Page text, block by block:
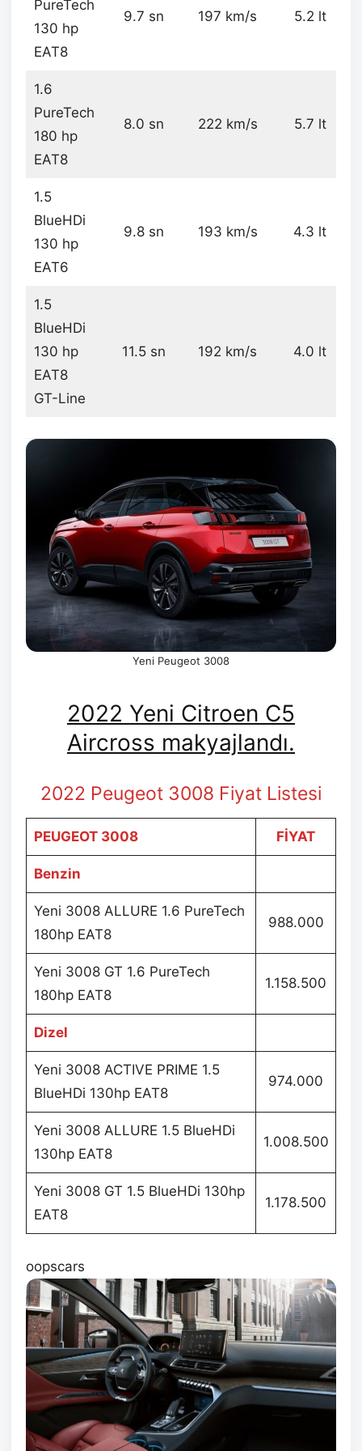
PureTech
130 hp
EAT8
9.7 sn 197 km/s 5.2 lt
1.6
PureTech
180 hp
EAT8
8.0 sn 222 km/s 5.7 lt
1.5
BlueHDi
130 hp
EAT6
9.8 sn 193 km/s 4.3 lt
1.5
BlueHDi
130 hp
EAT8
GT-Line
11.5 sn 192 km/s 4.0 lt
Yeni Peugeot 3008
2022 Yeni Citroen C5
Aircross makyajlandı.
2022 Peugeot 3008 Fiyat Listesi
PEUGEOT 3008 FİYAT
Benzin
Yeni 3008 ALLURE 1.6 PureTech
180hp EAT8
988.000
Yeni 3008 GT 1.6 PureTech
180hp EAT8
1.158.500
Dizel
Yeni 3008 ACTIVE PRIME 1.5
BlueHDi 130hp EAT8
974.000
Yeni 3008 ALLURE 1.5 BlueHDi
130hp EAT8
1.008.500
Yeni 3008 GT 1.5 BlueHDi 130hp
EAT8
1.178.500
oopscars